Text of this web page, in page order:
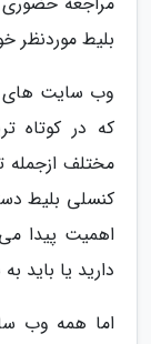
بلیط موردنظر
وب سایت های
که در کوتاه
مختلف
کنسلی بلیط
اهمیت پیدا
دارید یا
اما همه وب